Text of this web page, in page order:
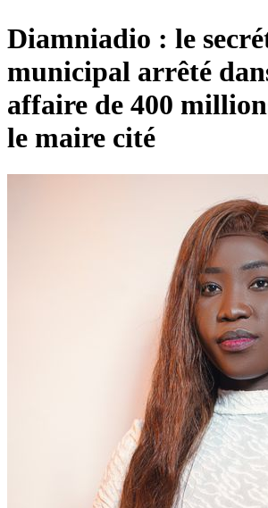
Diamniadio : le
municipal arrêté
affaire de 400
le maire cité